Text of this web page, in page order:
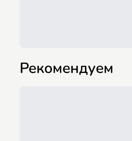
Рекомендуем